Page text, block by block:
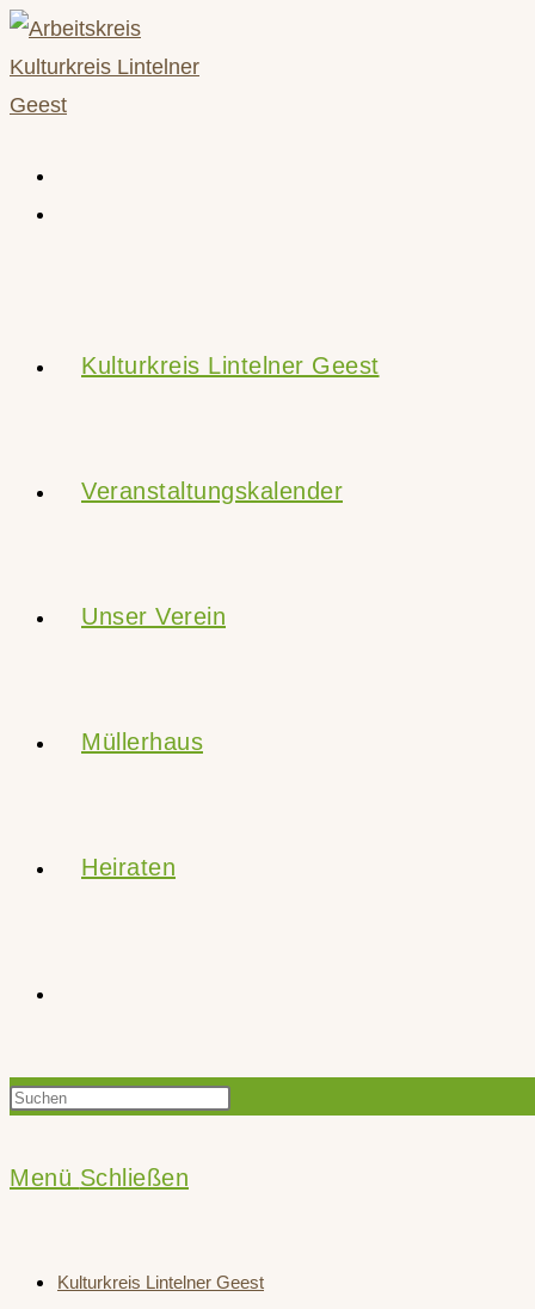
Zum
Inhalt
springen
Kulturkreis Lintelner Geest
Veranstaltungskalender
Unser Verein
Müllerhaus
Heiraten
Suche
Press
search
Menü Schließen
Kulturkreis Lintelner Geest